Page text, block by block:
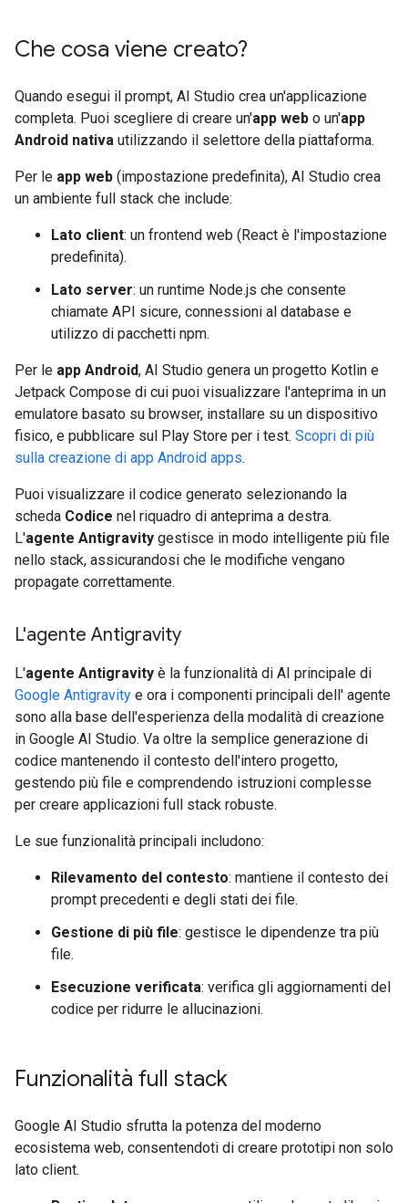
Che cosa viene creato?
Quando esegui il prompt, AI Studio crea un'applicazione
completa. Puoi scegliere di creare un'app web o un'app
Android nativa utilizzando il selettore della piattaforma.
Per le app web (impostazione predefinita), AI Studio crea
un ambiente full stack che include:
Lato client: un frontend web (React è l'impostazione
predefinita).
Lato server: un runtime Node.js che consente
chiamate API sicure, connessioni al database e
utilizzo di pacchetti npm.
Per le app Android, AI Studio genera un progetto Kotlin e
Jetpack Compose di cui puoi visualizzare l'anteprima in un
emulatore basato su browser, installare su un dispositivo
fisico, e pubblicare sul Play Store per i test. Scopri di più
sulla creazione di app Android apps.
Puoi visualizzare il codice generato selezionando la
scheda Codice nel riquadro di anteprima a destra.
L'agente Antigravity gestisce in modo intelligente più file
nello stack, assicurandosi che le modifiche vengano
propagate correttamente.
L'agente Antigravity
L'agente Antigravity è la funzionalità di AI principale di
Google Antigravity e ora i componenti principali dell' agente
sono alla base dell'esperienza della modalità di creazione
in Google AI Studio. Va oltre la semplice generazione di
codice mantenendo il contesto dell'intero progetto,
gestendo più file e comprendendo istruzioni complesse
per creare applicazioni full stack robuste.
Le sue funzionalità principali includono:
Rilevamento del contesto: mantiene il contesto dei
prompt precedenti e degli stati dei file.
Gestione di più file: gestisce le dipendenze tra più
file.
Esecuzione verificata: verifica gli aggiornamenti del
codice per ridurre le allucinazioni.
Funzionalità full stack
Google AI Studio sfrutta la potenza del moderno
ecosistema web, consentendoti di creare prototipi non solo
lato client.